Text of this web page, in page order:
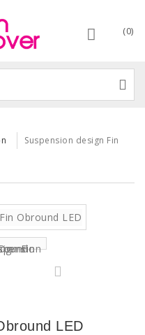
(0)
Suspension design Fin
LED